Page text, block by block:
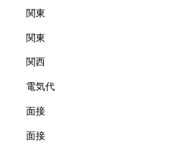
関東
関東
関西
電気代
面接
面接